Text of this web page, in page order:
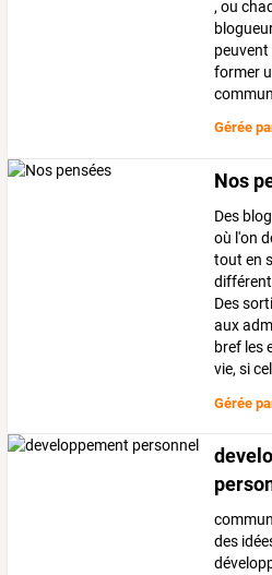
, ou
former
Gérée
Nos
Des
où l'on
tout en
Des
aux
bref les
vie, si
Gérée
des